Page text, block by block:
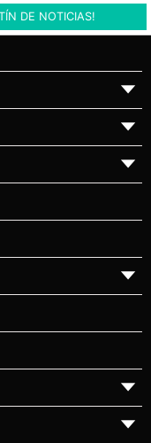
DE NOTICIAS!
▼
▼
▼
▼
▼
▼